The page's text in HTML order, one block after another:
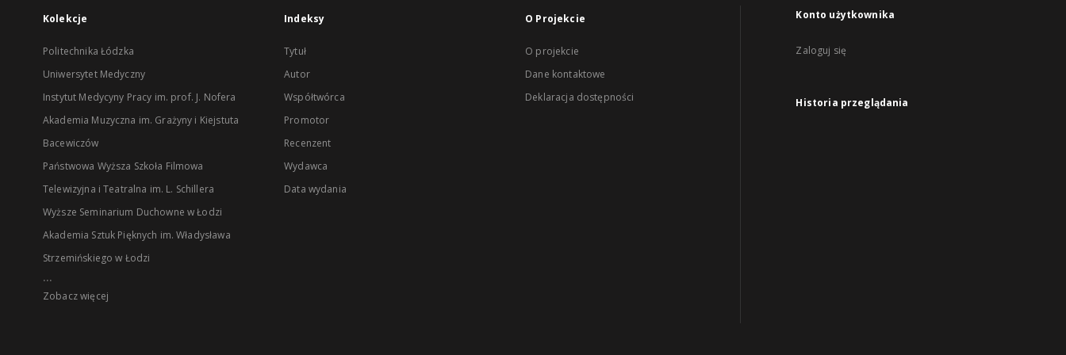
Kolekcje
Politechnika Łódzka
Uniwersytet Medyczny
Instytut Medycyny Pracy im. prof. J. Nofera
Akademia Muzyczna im. Grażyny i Kiejstuta
Bacewiczów
Państwowa Wyższa Szkoła Filmowa
Telewizyjna i Teatralna im. L. Schillera
Wyższe Seminarium Duchowne w Łodzi
Akademia Sztuk Pięknych im. Władysława
Strzemińskiego w Łodzi
...
Zobacz więcej
Indeksy
Tytuł
Autor
Współtwórca
Promotor
Recenzent
Wydawca
Data wydania
O Projekcie
O projekcie
Dane kontaktowe
Deklaracja dostępności
Konto użytkownika
Zaloguj się
Historia przeglądania